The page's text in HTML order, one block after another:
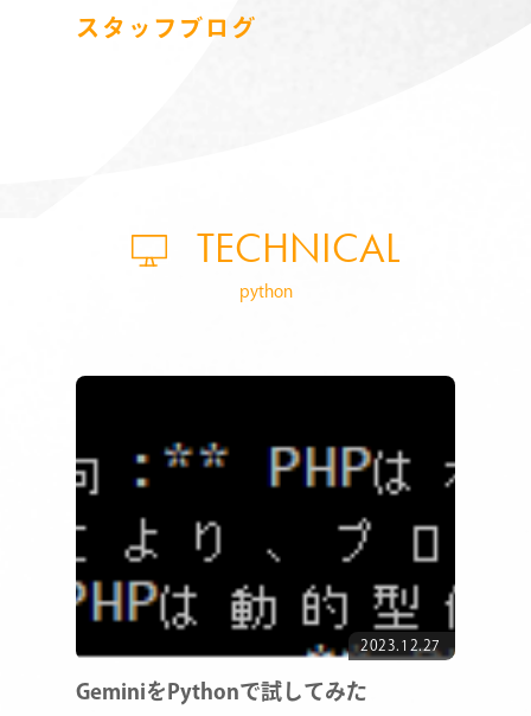
スタッフブログ
TECHNICAL
python
2023.12.27
GeminiをPythonで試してみた